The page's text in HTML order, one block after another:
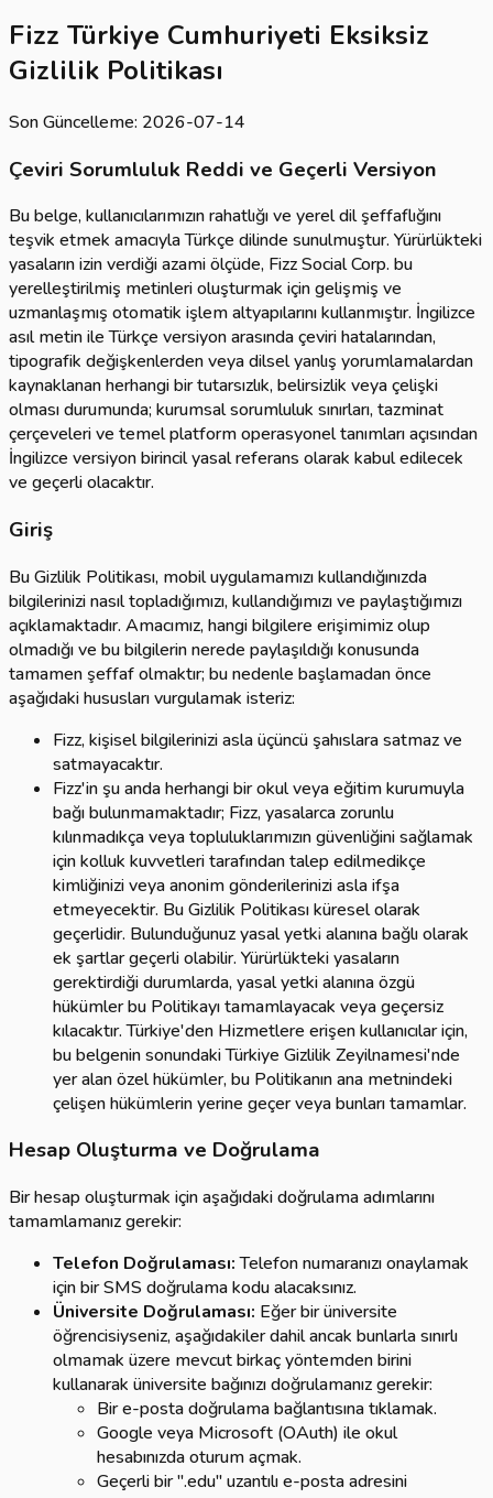
Fizz Türkiye Cumhuriyeti Eksiksiz
Gizlilik Politikası
Son Güncelleme: 2026-07-14
Çeviri Sorumluluk Reddi ve Geçerli Versiyon
Bu belge, kullanıcılarımızın rahatlığı ve yerel dil şeffaflığını
teşvik etmek amacıyla Türkçe dilinde sunulmuştur. Yürürlükteki
yasaların izin verdiği azami ölçüde, Fizz Social Corp. bu
yerelleştirilmiş metinleri oluşturmak için gelişmiş ve
uzmanlaşmış otomatik işlem altyapılarını kullanmıştır. İngilizce
asıl metin ile Türkçe versiyon arasında çeviri hatalarından,
tipografik değişkenlerden veya dilsel yanlış yorumlamalardan
kaynaklanan herhangi bir tutarsızlık, belirsizlik veya çelişki
olması durumunda; kurumsal sorumluluk sınırları, tazminat
çerçeveleri ve temel platform operasyonel tanımları açısından
İngilizce versiyon birincil yasal referans olarak kabul edilecek
ve geçerli olacaktır.
Giriş
Bu Gizlilik Politikası, mobil uygulamamızı kullandığınızda
bilgilerinizi nasıl topladığımızı, kullandığımızı ve paylaştığımızı
açıklamaktadır. Amacımız, hangi bilgilere erişimimiz olup
olmadığı ve bu bilgilerin nerede paylaşıldığı konusunda
tamamen şeffaf olmaktır; bu nedenle başlamadan önce
aşağıdaki hususları vurgulamak isteriz:
Fizz, kişisel bilgilerinizi asla üçüncü şahıslara satmaz ve
satmayacaktır.
Fizz'in şu anda herhangi bir okul veya eğitim kurumuyla
bağı bulunmamaktadır; Fizz, yasalarca zorunlu
kılınmadıkça veya topluluklarımızın güvenliğini sağlamak
için kolluk kuvvetleri tarafından talep edilmedikçe
kimliğinizi veya anonim gönderilerinizi asla ifşa
etmeyecektir. Bu Gizlilik Politikası küresel olarak
geçerlidir. Bulunduğunuz yasal yetki alanına bağlı olarak
ek şartlar geçerli olabilir. Yürürlükteki yasaların
gerektirdiği durumlarda, yasal yetki alanına özgü
hükümler bu Politikayı tamamlayacak veya geçersiz
kılacaktır. Türkiye'den Hizmetlere erişen kullanıcılar için,
bu belgenin sonundaki Türkiye Gizlilik Zeyilnamesi'nde
yer alan özel hükümler, bu Politikanın ana metnindeki
çelişen hükümlerin yerine geçer veya bunları tamamlar.
Hesap Oluşturma ve Doğrulama
Bir hesap oluşturmak için aşağıdaki doğrulama adımlarını
tamamlamanız gerekir:
Telefon Doğrulaması:Telefon numaranızı onaylamak
için bir SMS doğrulama kodu alacaksınız.
Üniversite Doğrulaması: Eğer bir üniversite
öğrencisiyseniz, aşağıdakiler dahil ancak bunlarla sınırlı
olmamak üzere mevcut birkaç yöntemden birini
kullanarak üniversite bağınızı doğrulamanız gerekir:
Bir e-posta doğrulama bağlantısına tıklamak.
Google veya Microsoft (OAuth) ile okul
hesabınızda oturum açmak.
Geçerli bir ".edu" uzantılı e-posta adresini